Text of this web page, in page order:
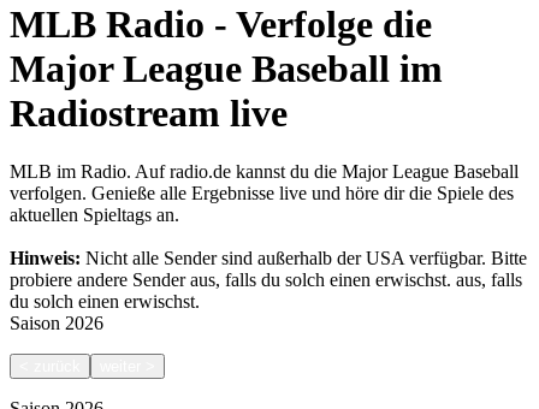
MLB Radio - Verfolge die
Major League Baseball im
Radiostream live
MLB im Radio. Auf radio.de kannst du die Major League Baseball
verfolgen. Genieße alle Ergebnisse live und höre dir die Spiele des
aktuellen Spieltags an.
Hinweis: Nicht alle Sender sind außerhalb der USA verfügbar. Bitte
probiere andere Sender aus, falls du solch einen erwischst. aus, falls
du solch einen erwischst.
Saison 2026